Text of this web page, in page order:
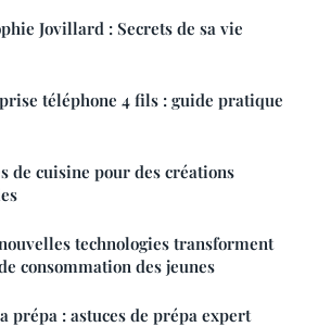
Jovillard : Secrets de sa vie
téléphone 4 fils : guide pratique
de cuisine pour des créations
technologies transforment
consommation des jeunes
prépa : astuces de prépa expert